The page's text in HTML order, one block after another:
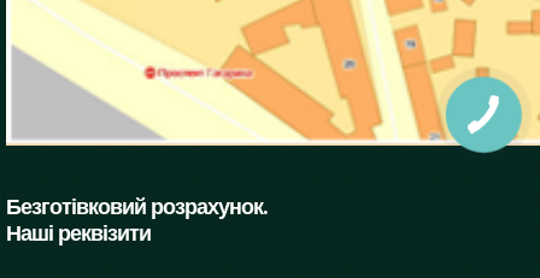
Безготівковий розрахунок.
Наші реквізити